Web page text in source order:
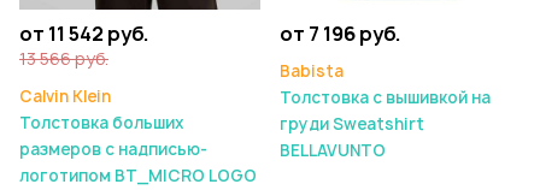
от 11 542 руб.
13 566 руб.
Calvin Klein
Толстовка больших
размеров с надписью-
логотипом BT_MICRO LOGO
от 7 196 руб.
Babista
Толстовка с вышивкой на
груди Sweatshirt
BELLAVUNTO